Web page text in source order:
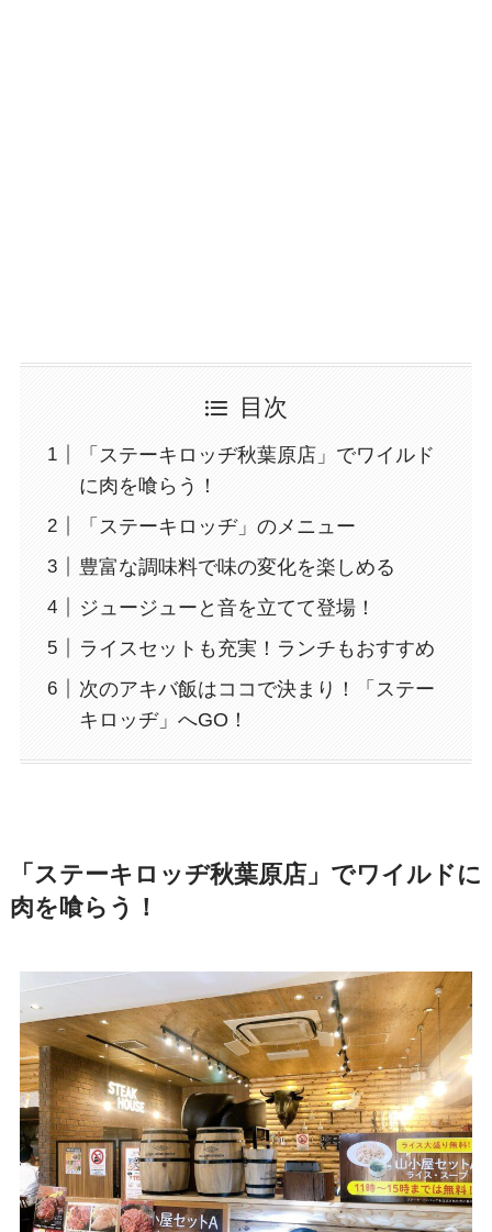
目次
「ステーキロッヂ秋葉原店」でワイルド
に肉を喰らう！
「ステーキロッヂ」のメニュー
豊富な調味料で味の変化を楽しめる
ジュージューと音を立てて登場！
ライスセットも充実！ランチもおすすめ
次のアキバ飯はココで決まり！「ステー
キロッヂ」へGO！
「ステーキロッヂ秋葉原店」でワイルドに
肉を喰らう！